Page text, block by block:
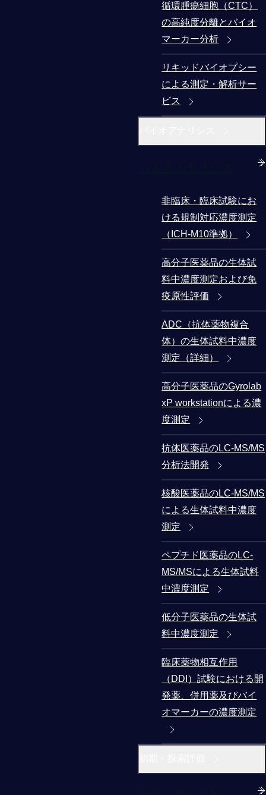
循環腫瘍細胞（CTC）
の高純度分離とバイオ
マーカー分析
リキッドバイオプシー
による測定・解析サー
ビス
非臨床・臨床試験にお
ける規制対応濃度測定
（ICH-M10準拠）
高分子医薬品の生体試
料中濃度測定および免
疫原性評価
ADC（抗体薬物複合
体）の生体試料中濃度
測定（詳細）
高分子医薬品のGyrolab
xP workstationによる濃
度測定
抗体医薬品のLC-MS/MS
分析法開発
核酸医薬品のLC-MS/MS
による生体試料中濃度
測定
ペプチド医薬品のLC-
MS/MSによる生体試料
中濃度測定
低分子医薬品の生体試
料中濃度測定
臨床薬物相互作用
（DDI）試験における開
発薬、併用薬及びバイ
オマーカーの濃度測定